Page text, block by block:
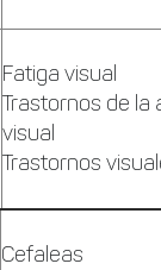
Fatiga visual
Trastornos de la
visual
Trastornos
Cefaleas